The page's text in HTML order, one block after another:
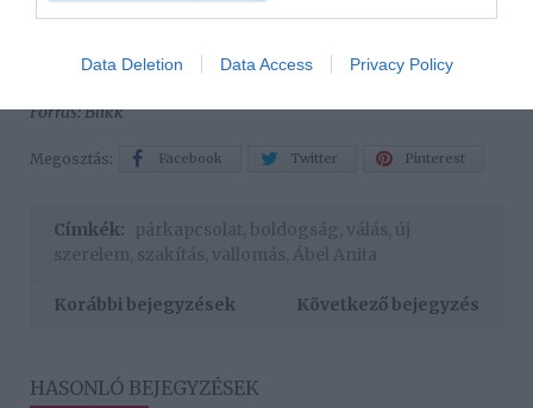
Data Deletion Data Access Privacy Policy
például a kocsiban ülve, egy dugó kellős közepén.
Forrás: Blikk
Megosztás: Facebook Twitter Pinterest
Címkék: párkapcsolat boldogság válás új
szerelem szakítás vallomás Ábel Anita
Korábbi bejegyzések Következő bejegyzés
HASONLÓ BEJEGYZÉSEK